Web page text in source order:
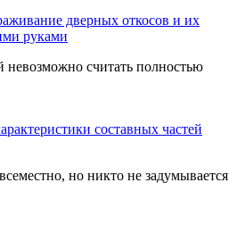
дверных откосов и их
руками
считать полностью
составных частей
но никто не задумывается